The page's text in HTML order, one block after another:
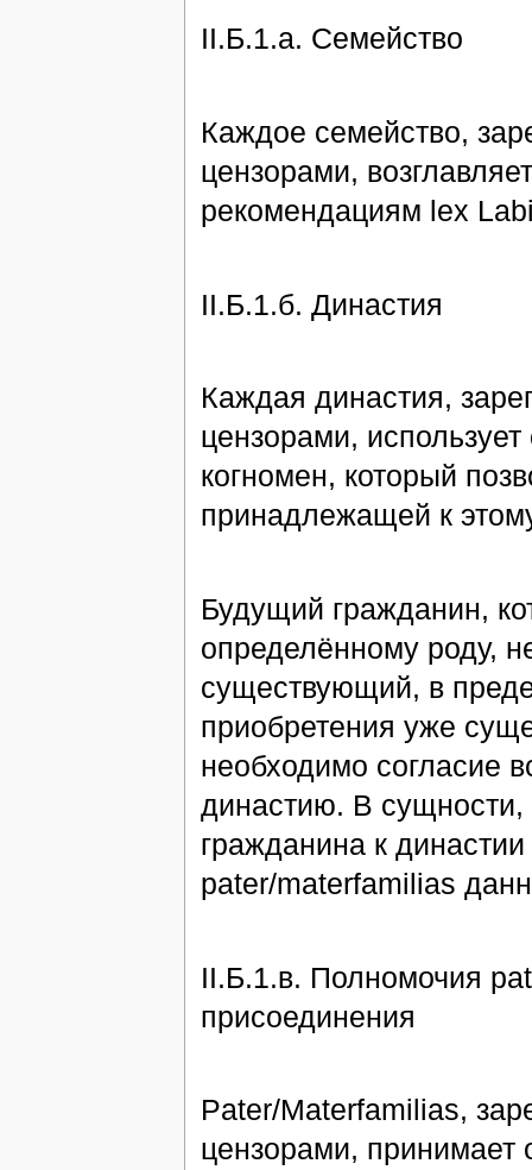
II.Б.1.а. Семейство
Каждое семейство,
цензорами,
рекомендациям lex
II.Б.1.б. Династия
Каждая династия,
цензорами,
когномен, который
принадлежащей к
Будущий гражданин,
определённому роду,
существующий, в
приобретения уже
необходимо согласие
династию. В сущности,
гражданина к
pater/materfamilias
II.Б.1.в. Полномочия
присоединения
Pater/Materfamilias,
цензорами, принимает